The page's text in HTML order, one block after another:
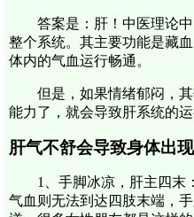
答案是：肝！中医理论
整个系统。其主要功能是藏
体内的气血运行畅通。
但是，如果情绪郁闷，
能力了，就会导致肝系统的运
肝气不舒会导致身体出
1、手脚冰凉，肝主四末
气血则无法到达四肢末端，